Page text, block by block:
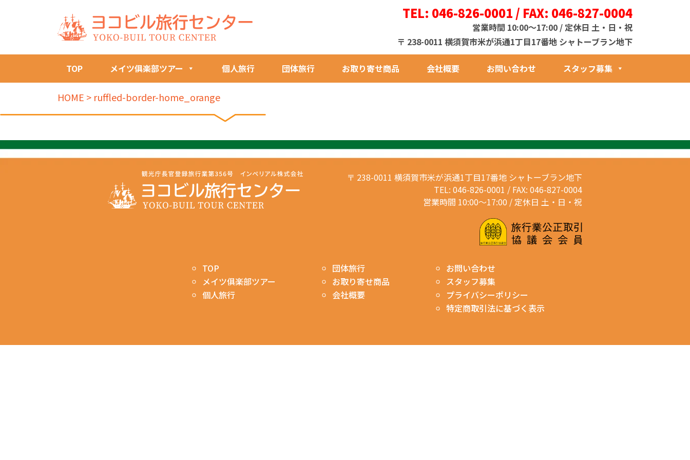
TEL: 046-826-0001 / FAX: 046-827-0004
営業時間 10:00～17:00 / 定休日 土・日・祝
〒 238-0011 横須賀市米が浜通1丁目17番地 シャトーブラン地下
TOP メイツ俱楽部ツアー 個人旅行 団体旅行 お取り寄せ商品 会社概要 お問い合わせ スタッフ募集
HOME > ruffled-border-home_orange
〒 238-0011 横須賀市米が浜通1丁目17番地 シャトーブラン地下
TEL: 046-826-0001 / FAX: 046-827-0004
営業時間 10:00～17:00 / 定休日 土・日・祝
TOP
メイツ俱楽部ツアー
個人旅行
団体旅行
お取り寄せ商品
会社概要
お問い合わせ
スタッフ募集
プライバシーポリシー
特定商取引法に基づく表示